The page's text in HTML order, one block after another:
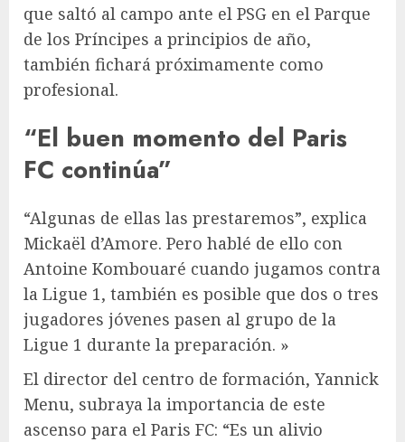
que saltó al campo ante el PSG en el Parque
de los Príncipes a principios de año,
también fichará próximamente como
profesional.
“El buen momento del Paris
FC continúa”
“Algunas de ellas las prestaremos”, explica
Mickaël d’Amore. Pero hablé de ello con
Antoine Kombouaré cuando jugamos contra
la Ligue 1, también es posible que dos o tres
jugadores jóvenes pasen al grupo de la
Ligue 1 durante la preparación. »
El director del centro de formación, Yannick
Menu, subraya la importancia de este
ascenso para el Paris FC: “Es un alivio